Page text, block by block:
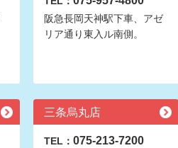
阪急長岡天神駅下車、アゼ
リア通り東入ル南側。
三条烏丸店
TEL： 075-213-7200